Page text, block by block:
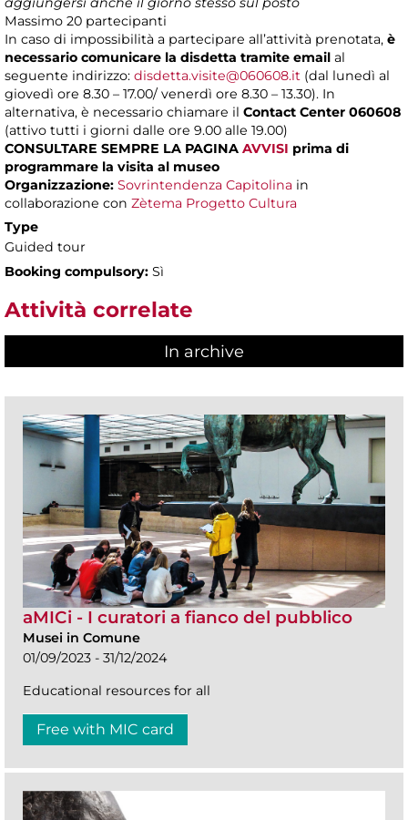
Massimo 20 partecipanti
In caso di impossibilità a partecipare all’attività prenotata, è
necessario comunicare la disdetta tramite email al
seguente indirizzo: disdetta.visite@060608.it (dal lunedì al
giovedì ore 8.30 – 17.00/ venerdì ore 8.30 – 13.30). In
alternativa, è necessario chiamare il Contact Center 060608
(attivo tutti i giorni dalle ore 9.00 alle 19.00)
CONSULTARE SEMPRE LA PAGINA AVVISI prima di
programmare la visita al museo
Organizzazione: Sovrintendenza Capitolina in
collaborazione con Zètema Progetto Cultura
Type
Guided tour
Booking compulsory: Sì
Attività correlate
In archive
aMICi - I curatori a fianco del pubblico
Musei in Comune
01/09/2023 - 31/12/2024
Educational resources for all
Free with MIC card